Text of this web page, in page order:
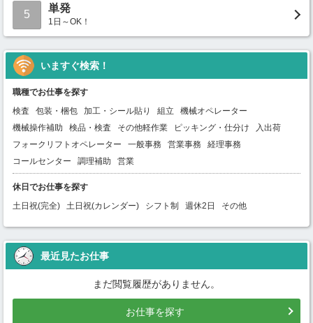
5
単発
1日～OK！
いますぐ検索！
職種でお仕事を探す
検査
包装・梱包 加工・シール貼り 組立
機械オペレーター
機械操作補助
検品・検査 その他軽作業 ピッキング・仕分け
入出荷
フォークリフトオペレーター
一般事務 営業事務
経理事務
コールセンター
調理補助 営業
休日でお仕事を探す
土日祝(完全)
土日祝(カレンダー) シフト制 週休2日 その他
最近見たお仕事
まだ閲覧履歴がありません。
お仕事を探す